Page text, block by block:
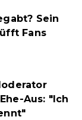
Sein
Fans
Aus: "Ich